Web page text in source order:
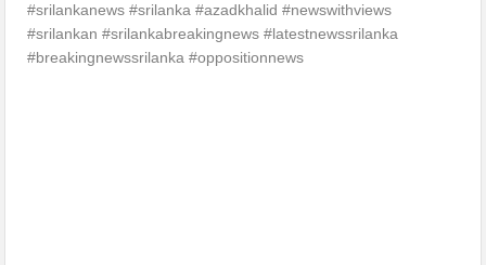
#srilankanews #srilanka #azadkhalid #newswithviews
#srilankan #srilankabreakingnews #latestnewssrilanka
#breakingnewssrilanka #oppositionnews